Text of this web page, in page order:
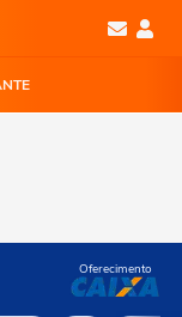
Oferecimento